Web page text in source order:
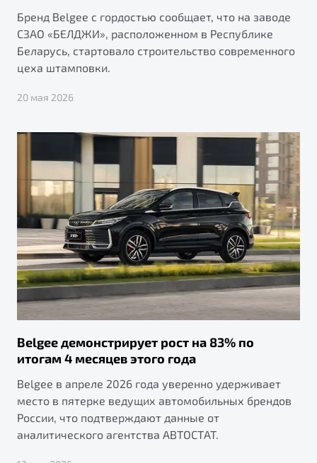
Бренд Belgee с гордостью сообщает, что на заводе
СЗАО «БЕЛДЖИ», расположенном в Республике
Беларусь, стартовало строительство современного
цеха штамповки.
20 мая 2026
Belgee демонстрирует рост на 83% по
итогам 4 месяцев этого года
Belgee в апреле 2026 года уверенно удерживает
место в пятерке ведущих автомобильных брендов
России, что подтверждают данные от
аналитического агентства АВТОСТАТ.